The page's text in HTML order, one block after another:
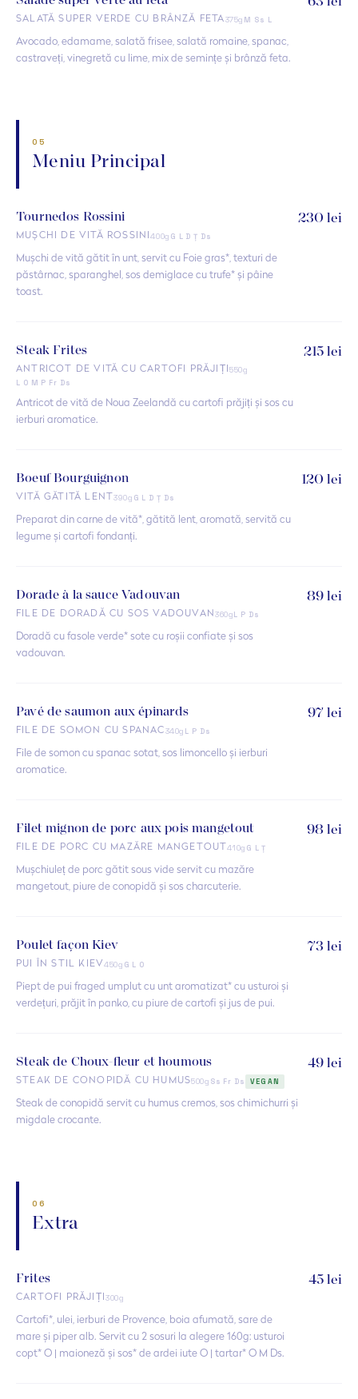
SALATĂ SUPER VERDE CU BRÂNZĂ FETA375g M Ss L
Avocado, edamame, salată frisee, salată romaine, spanac,
castraveți, vinegretă cu lime, mix de semințe și brânză feta.
05
Meniu Principal
Tournedos Rossini
MUȘCHI DE VITĂ ROSSINI400g G L D Ț Ds
Mușchi de vită gătit în unt, servit cu Foie gras*, texturi de
păstârnac, sparanghel, sos demiglace cu trufe* și pâine
toast.
230 lei
Steak Frites
ANTRICOT DE VITĂ CU CARTOFI PRĂJIȚI550g
L O M P Fr Ds
Antricot de vită de Noua Zeelandă cu cartofi prăjiți și sos cu
ierburi aromatice.
215 lei
Boeuf Bourguignon
VITĂ GĂTITĂ LENT390g G L D Ț Ds
Preparat din carne de vită*, gătită lent, aromată, servită cu
legume și cartofi fondanți.
120 lei
Dorade à la sauce Vadouvan
FILE DE DORADĂ CU SOS VADOUVAN360gL P Ds
Doradă cu fasole verde* sote cu roșii confiate și sos
vadouvan.
89 lei
Pavé de saumon aux épinards
FILE DE SOMON CU SPANAC340g L P Ds
File de somon cu spanac sotat, sos limoncello și ierburi
aromatice.
97 lei
Filet mignon de porc aux pois mangetout
FILE DE PORC CU MAZĂRE MANGETOUT410g G L Ț
Mușchiuleț de porc gătit sous vide servit cu mazăre
mangetout, piure de conopidă și sos charcuterie.
98 lei
Poulet façon Kiev
PUI ÎN STIL KIEV450g G L O
Piept de pui fraged umplut cu unt aromatizat* cu usturoi și
verdețuri, prăjit în panko, cu piure de cartofi și jus de pui.
73 lei
Steak de Choux-fleur et houmous
STEAK DE CONOPIDĂ CU HUMUS500g Ss Fr Ds VEGAN
Steak de conopidă servit cu humus cremos, sos chimichurri și
migdale crocante.
49 lei
06
Extra
Frites
CARTOFI PRĂJIȚI 300g
Cartofi*, ulei, ierburi de Provence, boia afumată, sare de
mare și piper alb. Servit cu 2 sosuri la alegere 160g: usturoi
copt* O | maioneză și sos* de ardei iute O | tartar* O M Ds.
45 lei